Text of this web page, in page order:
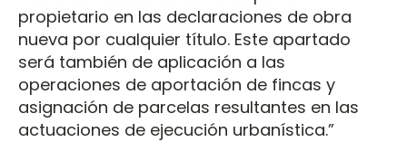
propietario en las declaraciones de obra
nueva por cualquier título. Este apartado
será también de aplicación a las
operaciones de aportación de fincas y
asignación de parcelas resultantes en las
actuaciones de ejecución urbanística.”